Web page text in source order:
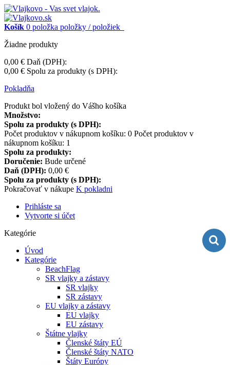
Košík 0 položka položky / položiek
Žiadne produkty
0,00 € Daň (DPH):
0,00 € Spolu za produkty (s DPH):
Pokladňa
Produkt bol vložený do Vášho košíka
Množstvo:
Spolu za produkty (s DPH):
Počet produktov v nákupnom košíku: 0 Počet produktov v
nákupnom košíku: 1
Spolu za produkty:
Doručenie: Bude určené
Daň (DPH): 0,00 €
Spolu za produkty (s DPH):
Pokračovať v nákupe K pokladni
Prihláste sa
Vytvorte si účet
Kategórie
Úvod
Kategórie
BeachFlag
SR vlajky a zástavy
SR vlajky
SR zástavy
EU vlajky a zástavy
EU vlajky
EU zástavy
Štátne vlajky
Členské štáty EÚ
Členské štáty NATO
Štáty Európy